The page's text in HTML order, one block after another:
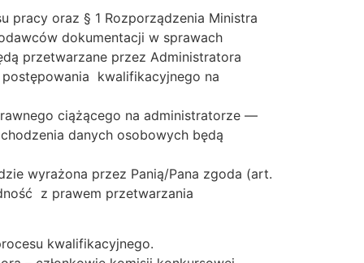
pracy oraz § 1 Rozporządzenia Ministra
dokumentacji w sprawach
przetwarzane przez Administratora
kwalifikacyjnego na
ciążącego na administratorze —
danych osobowych będą
wyrażona przez Panią/Pana zgoda (art.
z prawem przetwarzania
kwalifikacyjnego.